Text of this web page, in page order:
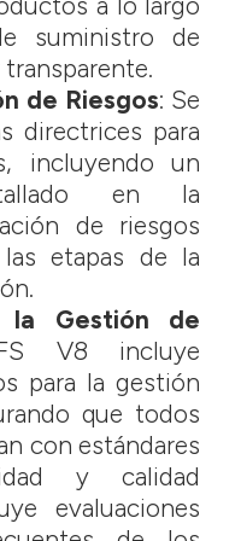
suministro de
de Riesgos: Se
directrices para
incluyendo un
en la
de riesgos
etapas de la
la Gestión de
V8 incluye
para la gestión
que todos
con estándares
y calidad
evaluaciones